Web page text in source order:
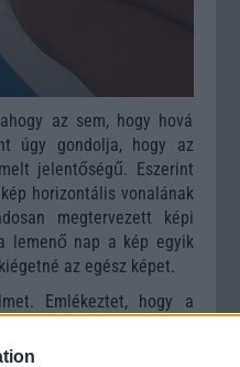
az sem, hogy hová
úgy gondolja, hogy az
jelentőségű. Eszerint
horizontális vonalának
megtervezett képi
lemenő nap a kép egyik
az egész képet.
Emlékeztet, hogy a
ki az okostelefonok